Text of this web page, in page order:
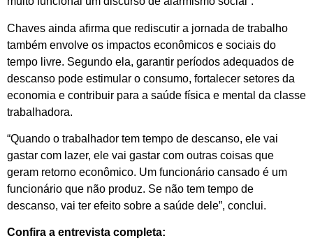
Chaves ainda afirma que rediscutir a jornada de trabalho
também envolve os impactos econômicos e sociais do
tempo livre. Segundo ela, garantir períodos adequados de
descanso pode estimular o consumo, fortalecer setores da
economia e contribuir para a saúde física e mental da classe
trabalhadora.
“Quando o trabalhador tem tempo de descanso, ele vai
gastar com lazer, ele vai gastar com outras coisas que
geram retorno econômico. Um funcionário cansado é um
funcionário que não produz. Se não tem tempo de
descanso, vai ter efeito sobre a saúde dele”, conclui.
Confira a entrevista completa: